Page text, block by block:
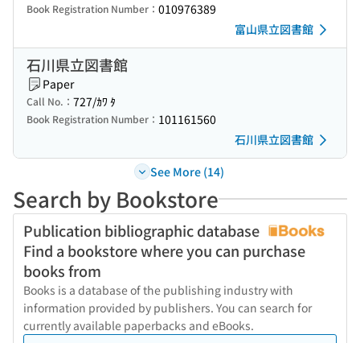
Book Registration Number： 010976389
富山県立図書館
石川県立図書館
Paper
Call No.： 727/ｶﾜ ﾀ
Book Registration Number： 101161560
石川県立図書館
See More (14)
Search by Bookstore
Publication bibliographic database
Find a bookstore where you can purchase
books from
Books is a database of the publishing industry with
information provided by publishers. You can search for
currently available paperbacks and eBooks.